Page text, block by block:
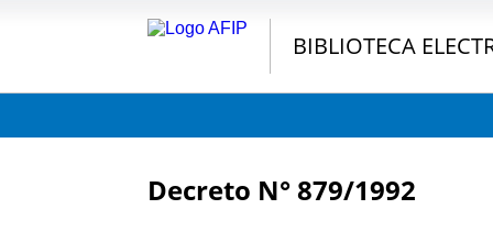
BIBLIOTECA
Decreto N° 879/1992